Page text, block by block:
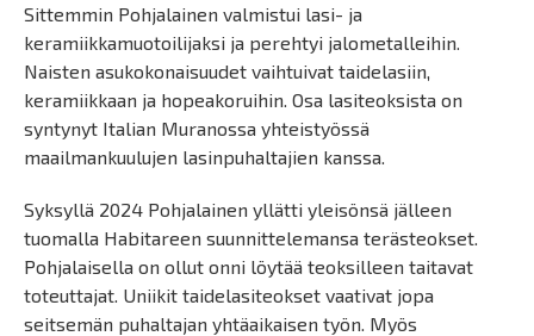
Sittemmin Pohjalainen valmistui lasi- ja
keramiikkamuotoilijaksi ja perehtyi jalometalleihin.
Naisten asukokonaisuudet vaihtuivat taidelasiin,
keramiikkaan ja hopeakoruihin. Osa lasiteoksista on
syntynyt Italian Muranossa yhteistyössä
maailmankuulujen lasinpuhaltajien kanssa.
Syksyllä 2024 Pohjalainen yllätti yleisönsä jälleen
tuomalla Habitareen suunnittelemansa terästeokset.
Pohjalaisella on ollut onni löytää teoksilleen taitavat
toteuttajat. Uniikit taidelasiteokset vaativat jopa
seitsemän puhaltajan yhtäaikaisen työn. Myös